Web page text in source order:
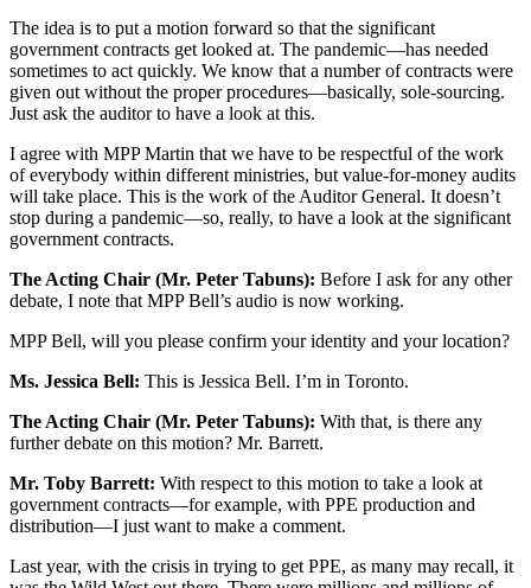
The idea is to put a motion forward so that the significant
government contracts get looked at. The pandemic—has needed
sometimes to act quickly. We know that a number of contracts were
given out without the proper procedures—basically, sole-sourcing.
Just ask the auditor to have a look at this.
I agree with MPP Martin that we have to be respectful of the work
of everybody within different ministries, but value-for-money audits
will take place. This is the work of the Auditor General. It doesn’t
stop during a pandemic—so, really, to have a look at the significant
government contracts.
The Acting Chair (Mr. Peter Tabuns): Before I ask for any other
debate, I note that MPP Bell’s audio is now working.
MPP Bell, will you please confirm your identity and your location?
Ms. Jessica Bell: This is Jessica Bell. I’m in Toronto.
The Acting Chair (Mr. Peter Tabuns): With that, is there any
further debate on this motion? Mr. Barrett.
Mr. Toby Barrett: With respect to this motion to take a look at
government contracts—for example, with PPE production and
distribution—I just want to make a comment.
Last year, with the crisis in trying to get PPE, as many may recall, it